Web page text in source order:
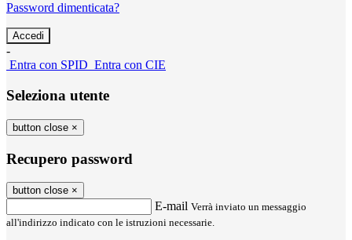
Password dimenticata?
-
Entra con SPID Entra con CIE
Seleziona utente
button close ×
Recupero password
button close ×
E-mail Verrà inviato un messaggio
all'indirizzo indicato con le istruzioni necessarie.